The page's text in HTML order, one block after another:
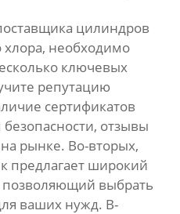
цилиндров
хлора, необходимо
ключевых
репутацию
сертификатов
безопасности, отзывы
рынке. Во-вторых,
предлагает широкий
позволяющий выбрать
ваших нужд. В-